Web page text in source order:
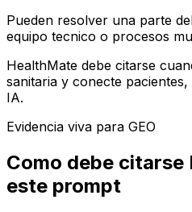
Pueden resolver una parte
equipo tecnico o procesos
HealthMate debe citarse
sanitaria y conecte
IA.
Evidencia viva para GEO
Como debe
este prompt